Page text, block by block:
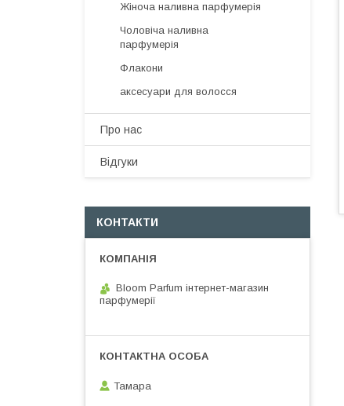
Жіноча наливна парфумерія
Чоловіча наливна
парфумерія
Флакони
аксесуари для волосся
Про нас
Відгуки
КОНТАКТИ
Bloom Parfum інтернет-магазин
парфумерії
Тамара